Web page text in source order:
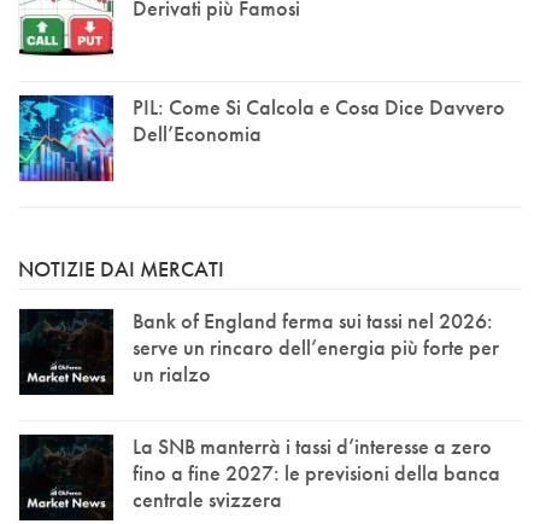
Derivati più Famosi
PIL: Come Si Calcola e Cosa Dice Davvero
Dell’Economia
NOTIZIE DAI MERCATI
Bank of England ferma sui tassi nel 2026:
serve un rincaro dell’energia più forte per
un rialzo
La SNB manterrà i tassi d’interesse a zero
fino a fine 2027: le previsioni della banca
centrale svizzera